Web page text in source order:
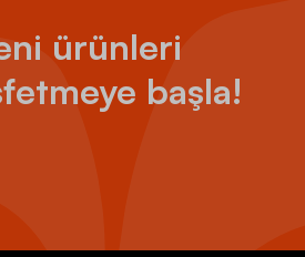
ürünleri
başla!